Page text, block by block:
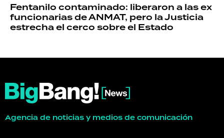
Fentanilo contaminado: liberaron a las ex
funcionarias de ANMAT, pero la Justicia
estrecha el cerco sobre el Estado
Agencia de noticias y medios de comunicación